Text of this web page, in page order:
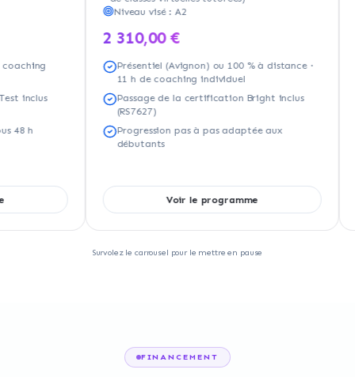
Niveau visé :A2
2 310,00 €
Présentiel (Avignon) ou 100 % à distance ·
11 h de coaching individuel
Passage de la certification Bright inclus
(RS7627)
Progression pas à pas adaptée aux
débutants
Voir le programme
Survolez le carrousel pour le mettre en pause
FINANCEMENT